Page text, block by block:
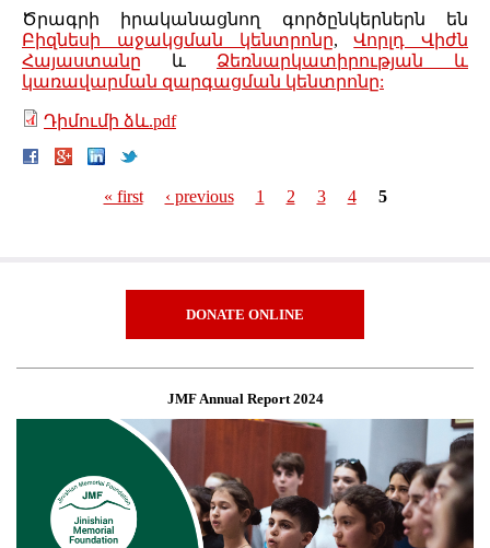
Ծրագրի իրականացնող գործընկերներն են
Բիզնեսի աջակցման կենտրոնը,Վորլդ Վիժն
Հայաստանը և Ձեռնարկատիրության և
կառավարման զարգացման կենտրոնը:
Դիմումի ձև.pdf
« first ‹ previous 1 2 3 4 5
DONATE ONLINE
JMF Annual Report 2024